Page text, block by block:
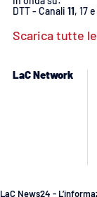
DTT - Canali 11, 17 e
Scarica tutte
LaC Network
LaC News24 -